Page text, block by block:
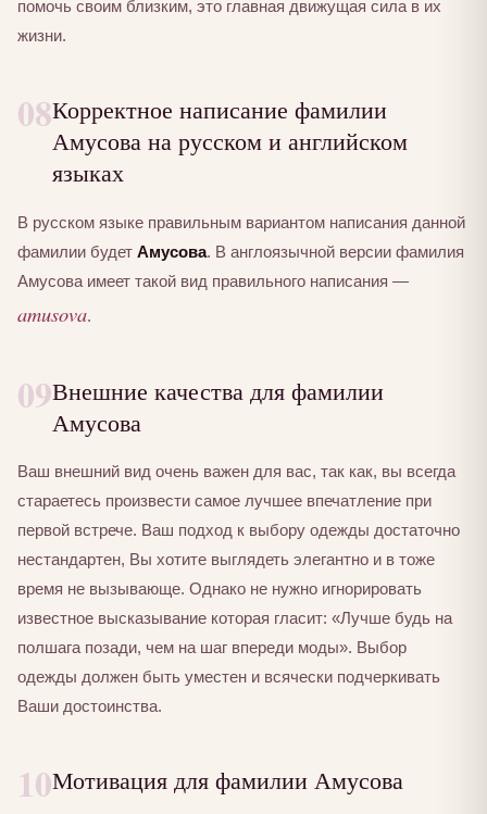
помочь своим близким, это главная движущая сила в их
жизни.
08Корректное написание фамилии
Амусова на русском и английском
языках
В русском языке правильным вариантом написания данной
фамилии будет Амусова. В англоязычной версии фамилия
Амусова имеет такой вид правильного написания —
amusova.
09Внешние качества для фамилии
Амусова
Ваш внешний вид очень важен для вас, так как, вы всегда
стараетесь произвести самое лучшее впечатление при
первой встрече. Ваш подход к выбору одежды достаточно
нестандартен, Вы хотите выглядеть элегантно и в тоже
время не вызывающе. Однако не нужно игнорировать
известное высказывание которая гласит: «Лучше будь на
полшага позади, чем на шаг впереди моды». Выбор
одежды должен быть уместен и всячески подчеркивать
Ваши достоинства.
10Мотивация для фамилии Амусова